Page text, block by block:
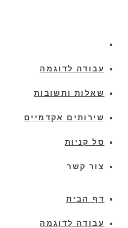
עבודה לדוגמה
שאלות ותשובות
שירותים אקדמיים
סל קניות
צור קשר
דף הבית
עבודה לדוגמה